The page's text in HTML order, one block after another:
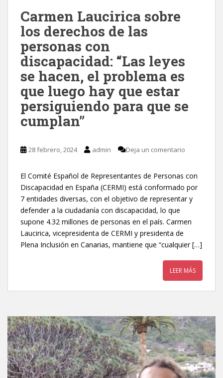
Carmen Laucirica sobre
los derechos de las
personas con
discapacidad: “Las leyes
se hacen, el problema es
que luego hay que estar
persiguiendo para que se
cumplan”
28 febrero, 2024 admin Deja un comentario
El Comité Español de Representantes de Personas con
Discapacidad en España (CERMI) está conformado por
7 entidades diversas, con el objetivo de representar y
defender a la ciudadanía con discapacidad, lo que
supone 4.32 millones de personas en el país. Carmen
Laucirica, vicepresidenta de CERMI y presidenta de
Plena Inclusión en Canarias, mantiene que “cualquier […]
LEER MÁS